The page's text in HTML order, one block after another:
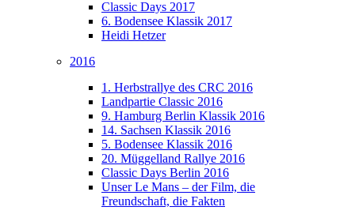
Classic Days 2017
6. Bodensee Klassik 2017
Heidi Hetzer
2016
1. Herbstrallye des CRC 2016
Landpartie Classic 2016
9. Hamburg Berlin Klassik 2016
14. Sachsen Klassik 2016
5. Bodensee Klassik 2016
20. Müggelland Rallye 2016
Classic Days Berlin 2016
Unser Le Mans – der Film, die
Freundschaft, die Fakten